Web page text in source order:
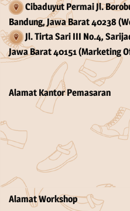
Cibaduyut Permai Jl.
Bandung, Jawa Barat 40238
Jl. Tirta Sari III No.4,
Jawa Barat 40151 (Marketing
Alamat Kantor Pemasaran
Alamat Workshop